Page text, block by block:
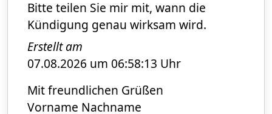
Bitte teilen Sie mir mit, wann die
Kündigung genau wirksam wird.
Erstellt am
07.08.2026 um 06:58:13 Uhr
Mit freundlichen Grüßen
Vorname Nachname